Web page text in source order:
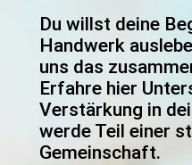
Du willst deine
Handwerk
uns das
Erfahre hier
Verstärkung in
werde Teil einer
Gemeinschaft.